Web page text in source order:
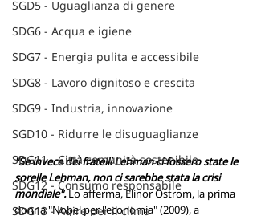
SGD5 - Uguaglianza di genere
SDG6 - Acqua e igiene
SDG7 - Energia pulita e accessibile
SDG8 - Lavoro dignitoso e crescita
SDG9 - Industria, innovazione
SGD10 - Ridurre le disuguaglianze
SDG11 - Città comunità sostenibile
SDG12 - Consumo responsabile
SDG13 - Agire per il clima
"Se invece dei fratelli Lehman ci fossero state le
sorelle Lehman, non ci sarebbe stata la crisi
mondiale". Lo afferma, Elinor Ostrom, la prima
donna "Nobel per l'economia" (2009), a